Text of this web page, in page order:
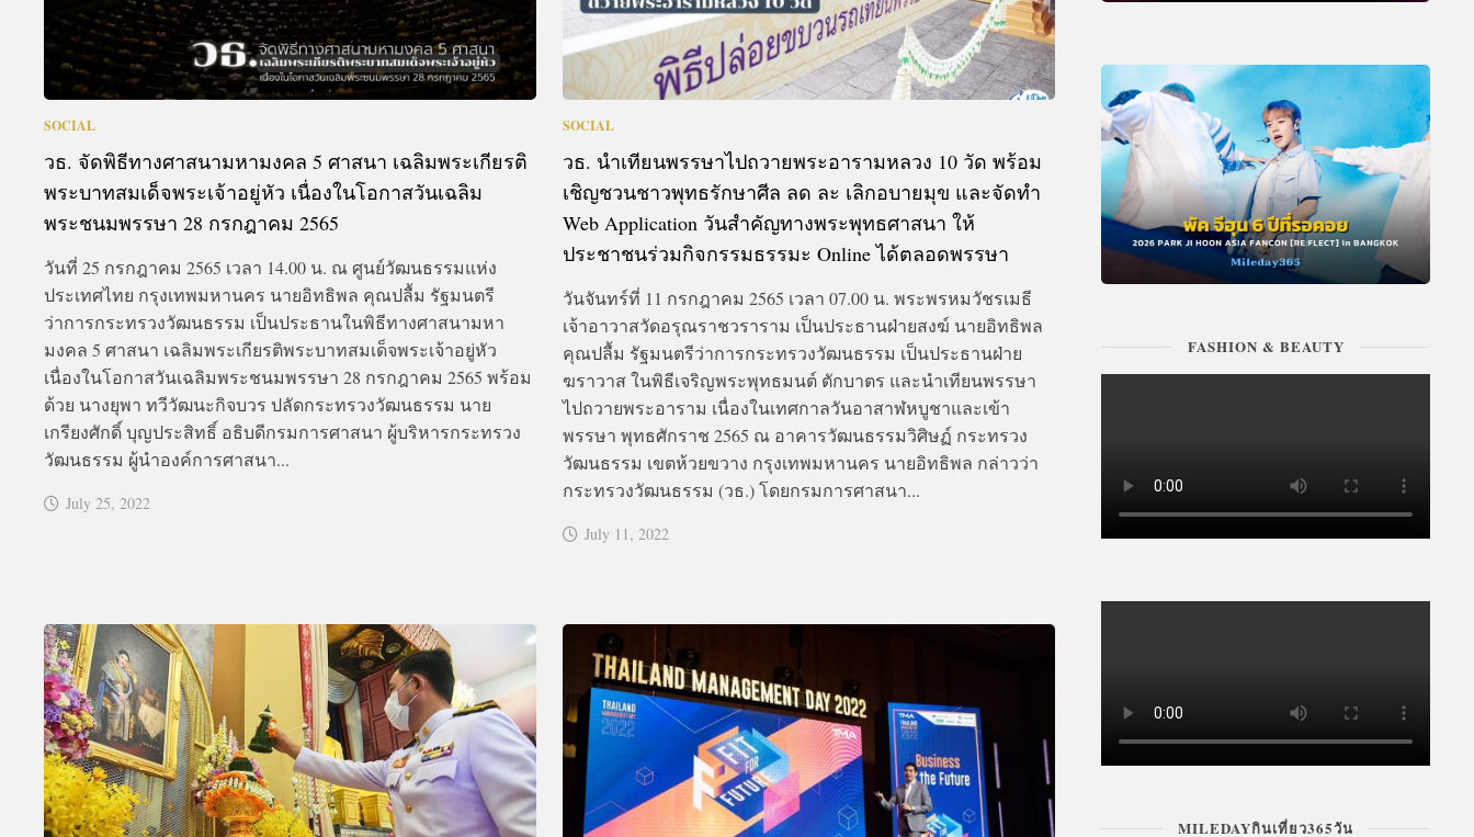
SOCIAL
วธ. จัดพิธีทางศาสนามหามงคล 5 ศาสนา เฉลิมพระเกียรติ
พระบาทสมเด็จพระเจ้าอยู่หัว เนื่องในโอกาสวันเฉลิม
พระชนมพรรษา 28 กรกฎาคม 2565
วันที่ 25 กรกฎาคม 2565 เวลา 14.00 น. ณ ศูนย์วัฒนธรรมแห่ง
ประเทศไทย กรุงเทพมหานคร นายอิทธิพล คุณปลื้ม รัฐมนตรี
ว่าการกระทรวงวัฒนธรรม เป็นประธานในพิธีทางศาสนามหา
มงคล 5 ศาสนา เฉลิมพระเกียรติพระบาทสมเด็จพระเจ้าอยู่หัว
เนื่องในโอกาสวันเฉลิมพระชนมพรรษา 28 กรกฎาคม 2565 พร้อม
ด้วย นางยุพา ทวีวัฒนะกิจบวร ปลัดกระทรวงวัฒนธรรม นาย
เกรียงศักดิ์ บุญประสิทธิ์ อธิบดีกรมการศาสนา ผู้บริหารกระทรวง
วัฒนธรรม ผู้นำองค์การศาสนา...
July 25, 2022
SOCIAL
วธ. นำเทียนพรรษาไปถวายพระอารามหลวง 10 วัด พร้อม
เชิญชวนชาวพุทธรักษาศีล ลด ละ เลิกอบายมุข และจัดทำ
Web Application วันสำคัญทางพระพุทธศาสนา ให้
ประชาชนร่วมกิจกรรมธรรมะ Online ได้ตลอดพรรษา
วันจันทร์ที่ 11 กรกฎาคม 2565 เวลา 07.00 น. พระพรหมวัชรเมธี
เจ้าอาวาสวัดอรุณราชวราราม เป็นประธานฝ่ายสงฆ์ นายอิทธิพล
คุณปลื้ม รัฐมนตรีว่าการกระทรวงวัฒนธรรม เป็นประธานฝ่าย
ฆราวาส ในพิธีเจริญพระพุทธมนต์ ตักบาตร และนำเทียนพรรษา
ไปถวายพระอาราม เนื่องในเทศกาลวันอาสาฬหบูชาและเข้า
พรรษา พุทธศักราช 2565 ณ อาคารวัฒนธรรมวิศิษฏ์ กระทรวง
วัฒนธรรม เขตห้วยขวาง กรุงเทพมหานคร นายอิทธิพล กล่าวว่า
กระทรวงวัฒนธรรม (วธ.) โดยกรมการศาสนา...
July 11, 2022
FASHION & BEAUTY
MILEDAYกินเที่ยว365วัน